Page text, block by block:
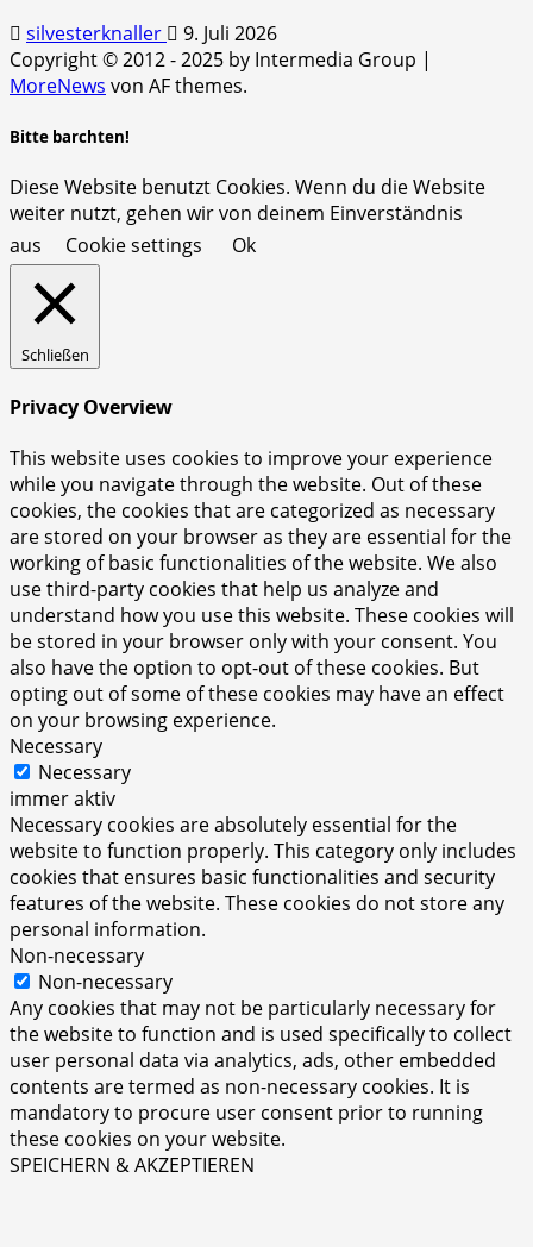
silvesterknaller
9. Juli 2026
Copyright © 2012 - 2025 by Intermedia Group |
MoreNews von AF themes.
Bitte barchten!
Diese Website benutzt Cookies. Wenn du die Website
weiter nutzt, gehen wir von deinem Einverständnis
aus
Cookie settings Ok
Schließen
Privacy Overview
This website uses cookies to improve your experience
while you navigate through the website. Out of these
cookies, the cookies that are categorized as necessary
are stored on your browser as they are essential for the
working of basic functionalities of the website. We also
use third-party cookies that help us analyze and
understand how you use this website. These cookies will
be stored in your browser only with your consent. You
also have the option to opt-out of these cookies. But
opting out of some of these cookies may have an effect
on your browsing experience.
Necessary
Necessary
immer aktiv
Necessary cookies are absolutely essential for the
website to function properly. This category only includes
cookies that ensures basic functionalities and security
features of the website. These cookies do not store any
personal information.
Non-necessary
Non-necessary
Any cookies that may not be particularly necessary for
the website to function and is used specifically to collect
user personal data via analytics, ads, other embedded
contents are termed as non-necessary cookies. It is
mandatory to procure user consent prior to running
these cookies on your website.
SPEICHERN & AKZEPTIEREN